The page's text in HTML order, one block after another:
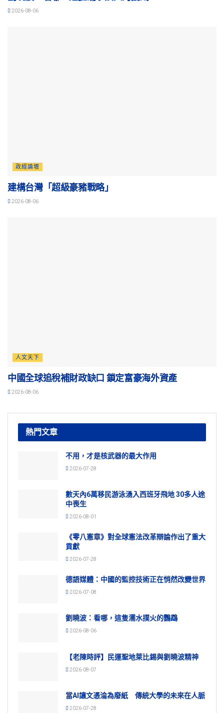
2026-08-06
政經論壇
建構台灣「超級豪豬戰略」
2026-08-06
人文天下
中國全球追稅補財政缺口 鎖定富豪海外資產
2026-08-06
熱門文章
不用，才是核武器的最大作用
2026-07-28
數天內6萬移民游泳湧入西班牙飛地 30多人途
中喪生
2026-08-01
《零八憲章》對全球憲法改革辯論作出了重大
貢獻
2026-07-28
德語媒體：中國的監控技術正在悄然改變世界
2026-07-08
劉曉波：看哪，這隻濡水撲火的鸚鵡
2026-08-06
【老陳時評】民運聖地萊比錫與劉曉波精神
2026-08-07
當AI讓文憑淪為廢紙 傳統大學的未來在人脈
2026-07-28